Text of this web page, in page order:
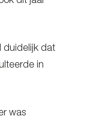
duidelijk dat
in
was